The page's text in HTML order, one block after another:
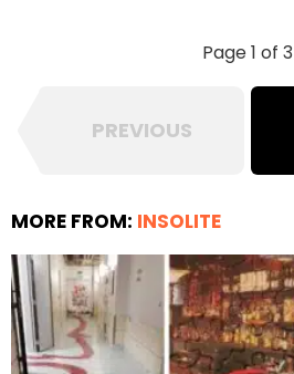
Page 1 of 3
PREVIOUS
MORE FROM: INSOLITE